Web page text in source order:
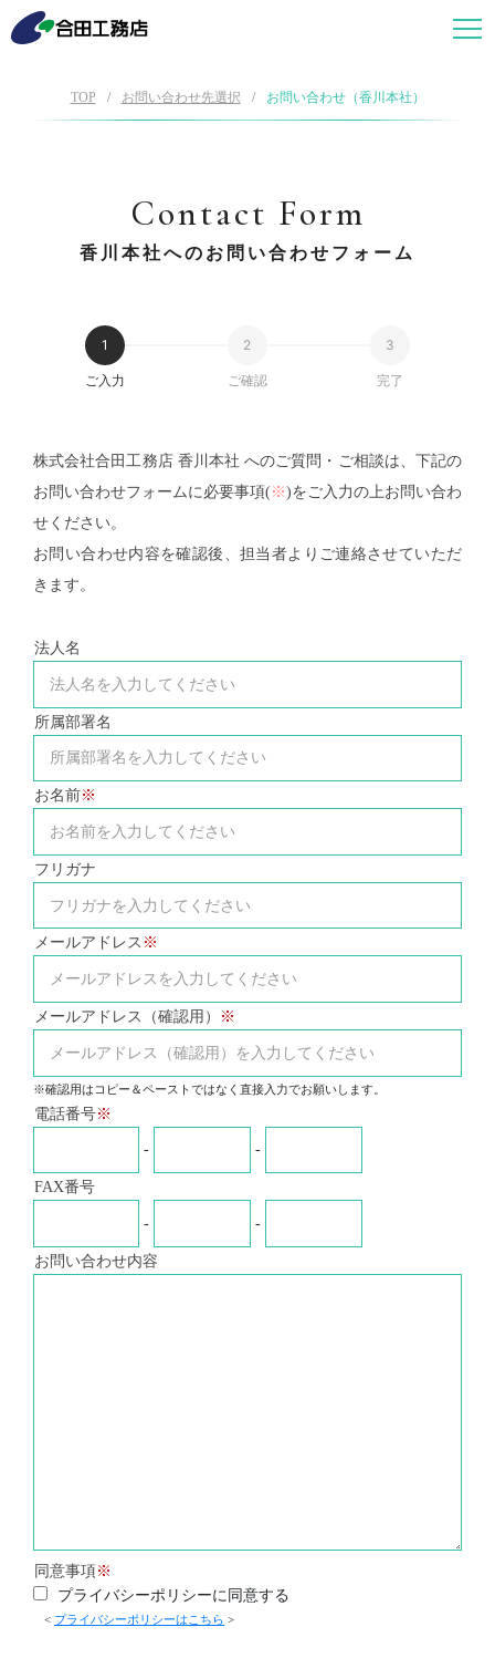
TOP お問い合わせ先選択 お問い合わせ（香川本社）
Contact Form
香川本社へのお問い合わせフォーム
ご入力 ご確認 完了
株式会社合田工務店 香川本社 へのご質問・ご相談は、下記の
お問い合わせフォームに必要事項(※)をご入力の上お問い合わ
せください。
お問い合わせ内容を確認後、担当者よりご連絡させていただ
きます。
法人名
所属部署名
お名前
フリガナ
メールアドレス
メールアドレス（確認用）
※確認用はコピー＆ペーストではなく直接入力でお願いします。
電話番号
- -
FAX番号
- -
お問い合わせ内容
同意事項
プライバシーポリシーに同意する
< プライバシーポリシーはこちら >